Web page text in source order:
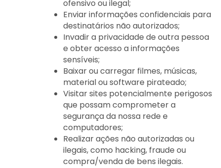
ofensivo ou ilegal;
Enviar informações confidenciais para
destinatários não autorizados;
Invadir a privacidade de outra pessoa
e obter acesso a informações
sensíveis;
Baixar ou carregar filmes, músicas,
material ou software pirateado;
Visitar sites potencialmente perigosos
que possam comprometer a
segurança da nossa rede e
computadores;
Realizar ações não autorizadas ou
ilegais, como hacking, fraude ou
compra/venda de bens ilegais.